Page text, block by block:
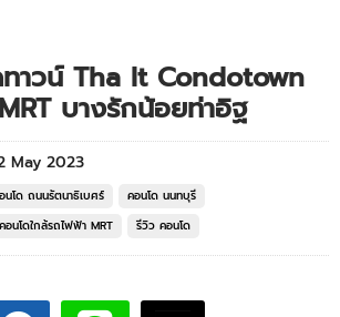
าวน์ Tha It Condotown
บางรักน้อยท่าอิฐ
May 2023
นโด ถนนรัตนาธิเบศร์
คอนโด นนทบุรี
คอนโดใกล้รถไฟฟ้า MRT รีวิว คอนโด